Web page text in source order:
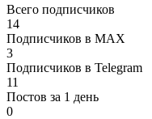
Всего подписчиков
14
Подписчиков в MAX
3
Подписчиков в Telegram
11
Постов за 1 день
0